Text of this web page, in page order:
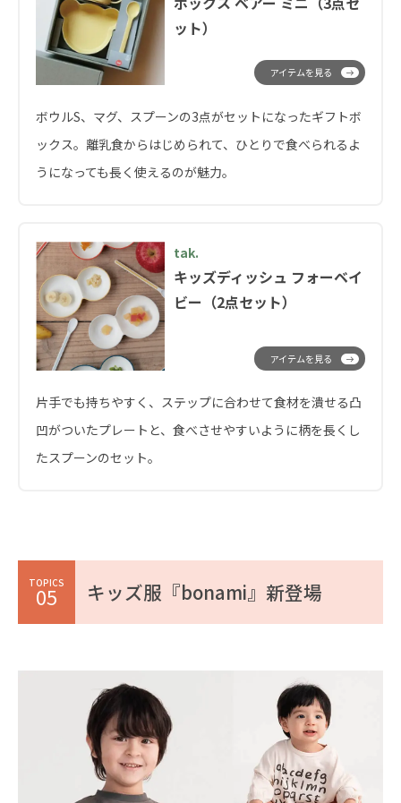
ット）
ボウルS、マグ、スプーンの3点がセットになったギフトボ
ックス。離乳食からはじめられて、ひとりで食べられるよ
うになっても長く使えるのが魅力。
アイテムを見る
キッズディッシュ フォーベイ
ビー（2点セット）
tak.
片手でも持ちやすく、ステップに合わせて食材を潰せる凸
凹がついたプレートと、食べさせやすいように柄を長くし
たスプーンのセット。
アイテムを見る
TOPICS
05 キッズ服『bonami』新登場